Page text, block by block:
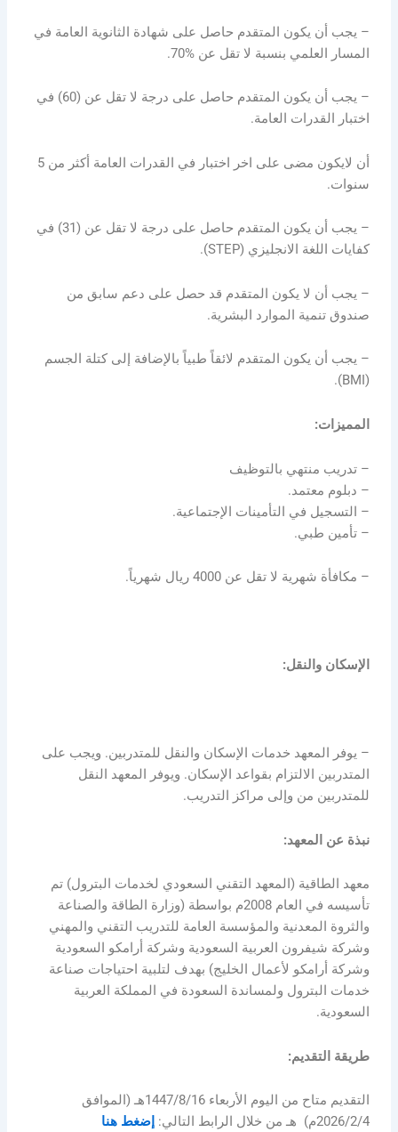
– يجب أن يكون المتقدم حاصل على شهادة الثانوية العامة في
المسار العلمي بنسبة لا تقل عن %70.
– يجب أن يكون المتقدم حاصل على درجة لا تقل عن (60) في
اختبار القدرات العامة.
أن لايكون مضى على اخر اختبار في القدرات العامة أكثر من 5
سنوات.
– يجب أن يكون المتقدم حاصل على درجة لا تقل عن (31) في
كفايات اللغة الانجليزي (STEP).
– يجب أن لا يكون المتقدم قد حصل على دعم سابق من
صندوق تنمية الموارد البشرية.
– يجب أن يكون المتقدم لائقاً طبياً بالإضافة إلى كتلة الجسم
(BMI).
المميزات:
– تدريب منتهي بالتوظيف
– دبلوم معتمد.
– التسجيل في التأمينات الإجتماعية.
– تأمين طبي.
– مكافأة شهرية لا تقل عن 4000 ريال شهرياً.
الإسكان والنقل:
– يوفر المعهد خدمات الإسكان والنقل للمتدربين. ويجب على
المتدربين الالتزام بقواعد الإسكان. ويوفر المعهد النقل
للمتدربين من وإلى مراكز التدريب.
نبذة عن المعهد:
معهد الطاقية (المعهد التقني السعودي لخدمات البترول) تم
تأسيسه في العام 2008م بواسطة (وزارة الطاقة والصناعة
والثروة المعدنية والمؤسسة العامة للتدريب التقني والمهني
وشركة شيفرون العربية السعودية وشركة أرامكو السعودية
وشركة أرامكو لأعمال الخليج) بهدف لتلبية احتياجات صناعة
خدمات البترول ولمساندة السعودة في المملكة العربية
السعودية.
طريقة التقديم:
التقديم متاح من اليوم الأربعاء 1447/8/16هـ (الموافق
2026/2/4م) هـ من خلال الرابط التالي:
إضغط هنا